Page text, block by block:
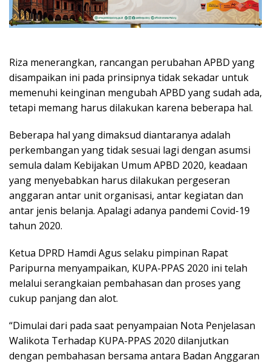
Riza menerangkan, rancangan perubahan APBD yang
disampaikan ini pada prinsipnya tidak sekadar untuk
memenuhi keinginan mengubah APBD yang sudah ada,
tetapi memang harus dilakukan karena beberapa hal.
Beberapa hal yang dimaksud diantaranya adalah
perkembangan yang tidak sesuai lagi dengan asumsi
semula dalam Kebijakan Umum APBD 2020, keadaan
yang menyebabkan harus dilakukan pergeseran
anggaran antar unit organisasi, antar kegiatan dan
antar jenis belanja. Apalagi adanya pandemi Covid-19
tahun 2020.
Ketua DPRD Hamdi Agus selaku pimpinan Rapat
Paripurna menyampaikan, KUPA-PPAS 2020 ini telah
melalui serangkaian pembahasan dan proses yang
cukup panjang dan alot.
“Dimulai dari pada saat penyampaian Nota Penjelasan
Walikota Terhadap KUPA-PPAS 2020 dilanjutkan
dengan pembahasan bersama antara Badan Anggaran